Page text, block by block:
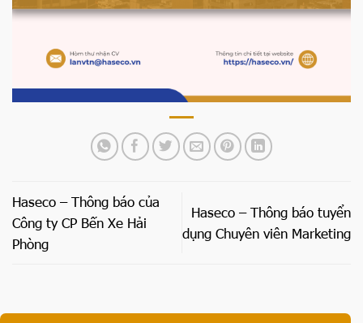
Haseco – Thông báo của
Công ty CP Bến Xe Hải
Phòng
Haseco – Thông báo tuyển
dụng Chuyên viên Marketing